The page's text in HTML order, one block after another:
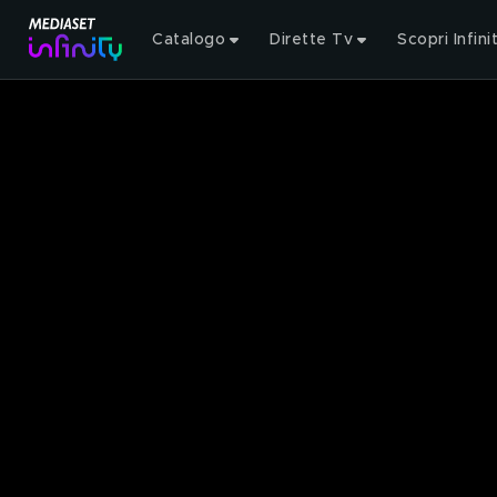
Catalogo Dirette Tv Scopri